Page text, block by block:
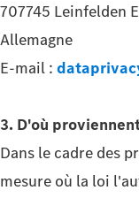
707745 Leinfelden
Allemagne
E-mail :
3. D'où
Dans le cadre des
mesure où la loi